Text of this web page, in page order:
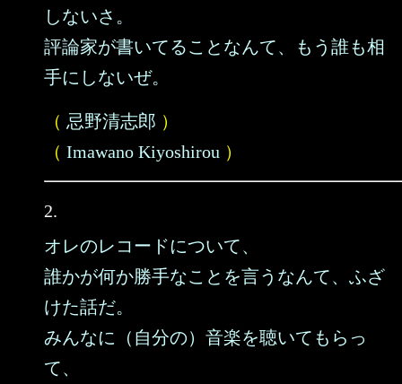
しないさ。
評論家が書いてることなんて、もう誰も相
手にしないぜ。
（ 忌野清志郎 ）
（ Imawano Kiyoshirou ）
2.
オレのレコードについて、
誰かが何か勝手なことを言うなんて、ふざ
けた話だ。
みんなに（自分の）音楽を聴いてもらっ
て、